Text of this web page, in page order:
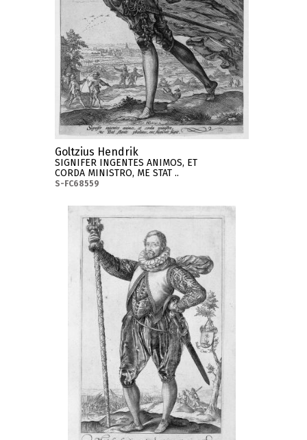
Goltzius Hendrik
SIGNIFER INGENTES ANIMOS, ET
CORDA MINISTRO, ME STAT ..
S-FC68559